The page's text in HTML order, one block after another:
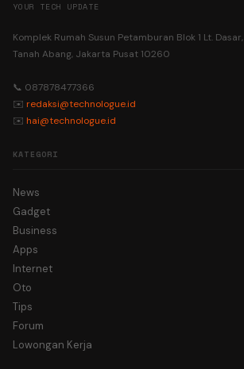
YOUR TECH UPDATE
Komplek Rumah Susun Petamburan Blok 1 Lt. Dasar,
Tanah Abang, Jakarta Pusat 10260
📞 087878477366
✉️ redaksi@technologue.id
✉️ hai@technologue.id
KATEGORI
News
Gadget
Business
Apps
Internet
Oto
Tips
Forum
Lowongan Kerja